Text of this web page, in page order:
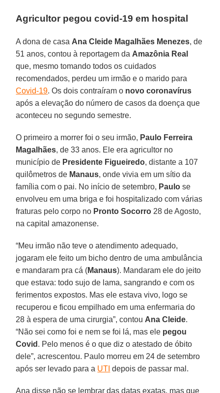
Agricultor pegou covid-19 em hospital
A dona de casa Ana Cleide Magalhães Menezes, de
51 anos, contou à reportagem da Amazônia Real
que, mesmo tomando todos os cuidados
recomendados, perdeu um irmão e o marido para
Covid-19. Os dois contraíram o novo coronavírus
após a elevação do número de casos da doença que
aconteceu no segundo semestre.
O primeiro a morrer foi o seu irmão, Paulo Ferreira
Magalhães, de 33 anos. Ele era agricultor no
município de Presidente Figueiredo, distante a 107
quilômetros de Manaus, onde vivia em um sítio da
família com o pai. No início de setembro, Paulo se
envolveu em uma briga e foi hospitalizado com várias
fraturas pelo corpo no Pronto Socorro 28 de Agosto,
na capital amazonense.
“Meu irmão não teve o atendimento adequado,
jogaram ele feito um bicho dentro de uma ambulância
e mandaram pra cá (Manaus). Mandaram ele do jeito
que estava: todo sujo de lama, sangrando e com os
ferimentos expostos. Mas ele estava vivo, logo se
recuperou e ficou empilhado em uma enfermaria do
28 à espera de uma cirurgia”, contou Ana Cleide.
“Não sei como foi e nem se foi lá, mas ele pegou
Covid . Pelo menos é o que diz o atestado de óbito
dele”, acrescentou. Paulo morreu em 24 de setembro
após ser levado para a UTI depois de passar mal.
Ana disse não se lembrar das datas exatas, mas que